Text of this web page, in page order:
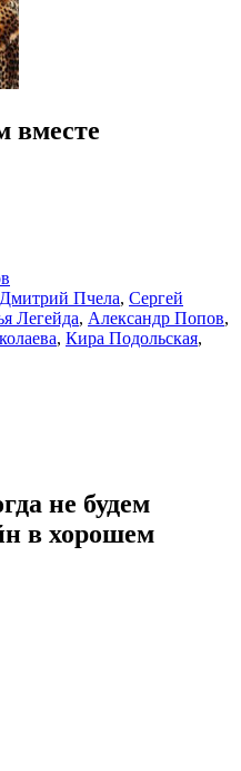
вместе
Дмитрий Пчела, Сергей
Легейда, Александр Попов,
, Кира Подольская,
не будем
в хорошем